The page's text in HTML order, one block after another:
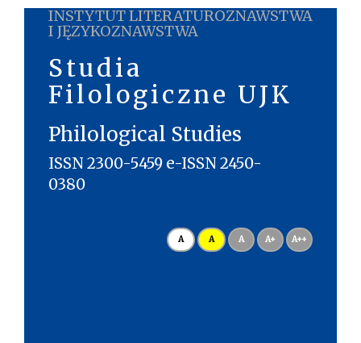
INSTYTUT LITERATUROZNAWSTWA
I JĘZYKOZNAWSTWA
Studia
Filologiczne UJK
Philological Studies
ISSN 2300-5459 e-ISSN 2450-
0380
A A A A+ A++